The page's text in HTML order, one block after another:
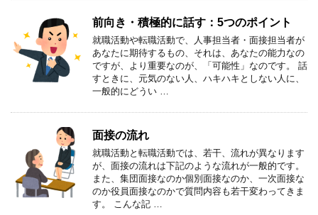
前向き・積極的に話す：5つのポイント
就職活動や転職活動で、人事担当者・面接担当者が
あなたに期待するもの、それは、あなたの能力なの
ですが、より重要なのが、「可能性」なのです。 話
すときに、元気のない人、ハキハキとしない人に、
一般的にどうい …
面接の流れ
就職活動と転職活動では、若干、流れが異なります
が、面接の流れは下記のような流れが一般的です。
また、集団面接なのか個別面接なのか、一次面接な
のか役員面接なのかで質問内容も若干変わってきま
す。 こんな記 …